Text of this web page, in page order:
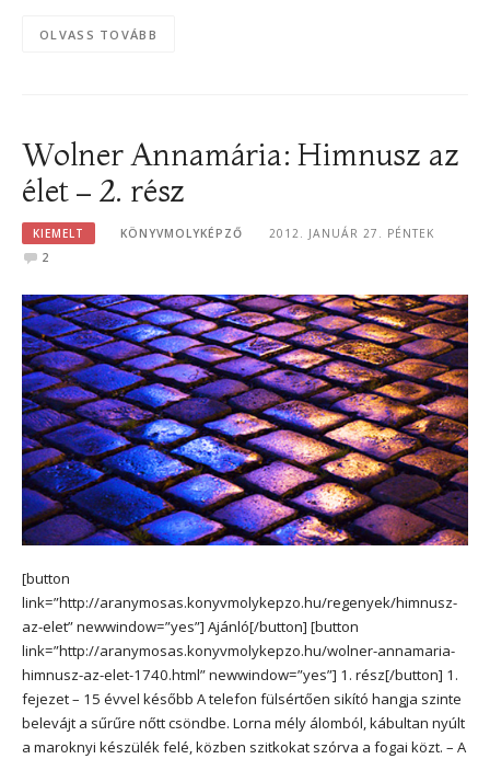
OLVASS TOVÁBB
Wolner Annamária: Himnusz az
élet – 2. rész
KIEMELT KÖNYVMOLYKÉPZŐ
2012. JANUÁR 27. PÉNTEK
2
[button
link=”http://aranymosas.konyvmolykepzo.hu/regenyek/himnusz-
az-elet” newwindow=”yes”] Ajánló[/button] [button
link=”http://aranymosas.konyvmolykepzo.hu/wolner-annamaria-
himnusz-az-elet-1740.html” newwindow=”yes”] 1. rész[/button] 1.
fejezet – 15 évvel később A telefon fülsértően sikító hangja szinte
belevájt a sűrűre nőtt csöndbe. Lorna mély álomból, kábultan nyúlt
a maroknyi készülék felé, közben szitkokat szórva a fogai közt. – A